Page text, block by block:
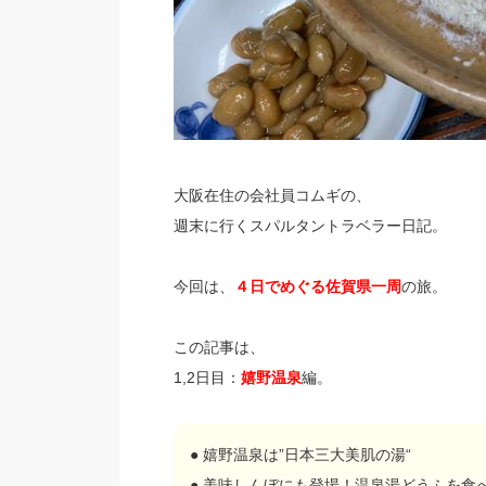
大阪在住の会社員コムギの、
週末に行くスパルタントラベラー日記。
今回は、 ４日でめぐる佐賀県一周の旅。
この記事は、
1,2日目 ： 嬉野温泉編。
● 嬉野温泉は”日本三大美肌の湯“